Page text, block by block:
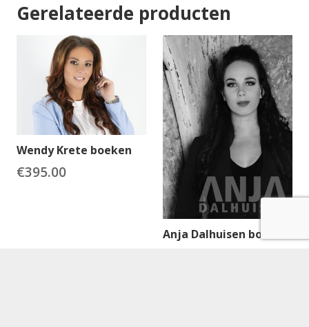
Gerelateerde producten
Wendy Krete boeken
€395.00
Anja Dalhuisen boeken